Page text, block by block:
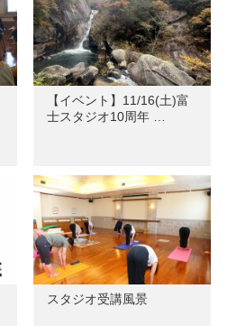
【イベント】11/16(土)富
士スタジオ10周年 …
スタジオ受講風景